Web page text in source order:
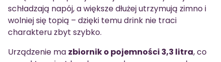
schładzają napój, a większe dłużej utrzymują zimno i
wolniej się topią – dzięki temu drink nie traci
charakteru zbyt szybko.
Urządzenie ma zbiornik o pojemności 3,3 litra, co